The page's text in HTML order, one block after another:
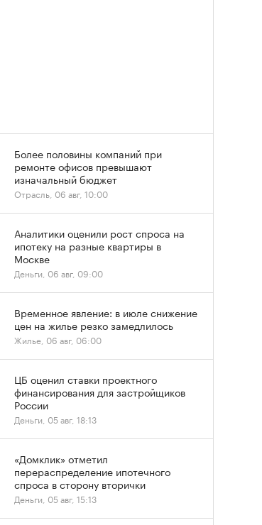
Более половины компаний при
ремонте офисов превышают
изначальный бюджет
Отрасль, 06 авг, 10:00
Аналитики оценили рост спроса на
ипотеку на разные квартиры в
Москве
Деньги, 06 авг, 09:00
Временное явление: в июле снижение
цен на жилье резко замедлилось
Жилье, 06 авг, 06:00
ЦБ оценил ставки проектного
финансирования для застройщиков
России
Деньги, 05 авг, 18:13
«Домклик» отметил
перераспределение ипотечного
спроса в сторону вторички
Деньги, 05 авг, 15:13